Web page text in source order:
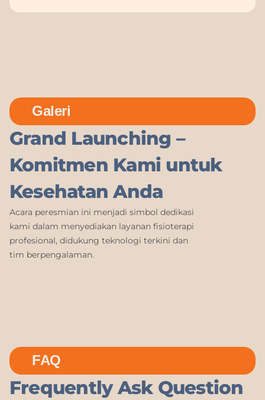
Galeri
Grand Launching –
Komitmen Kami untuk
Kesehatan Anda
Acara peresmian ini menjadi simbol dedikasi
kami dalam menyediakan layanan fisioterapi
profesional, didukung teknologi terkini dan
tim berpengalaman.
FAQ
Frequently Ask Question